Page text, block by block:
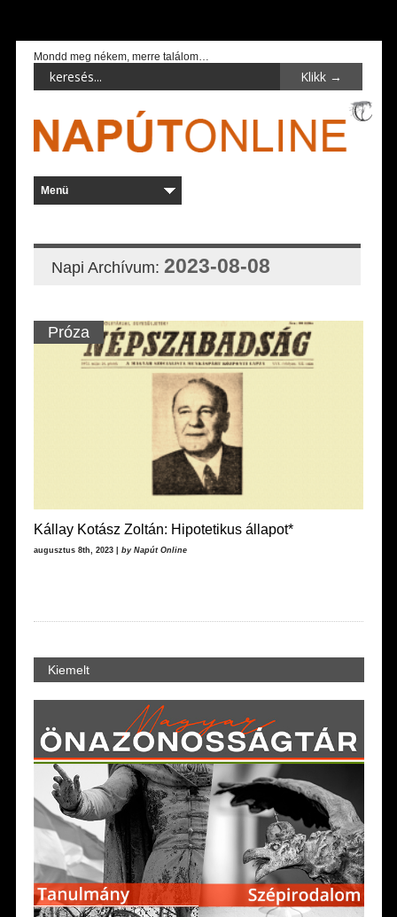
Mondd meg nékem, merre találom…
Napi Archívum: 2023-08-08
Próza
Kállay Kotász Zoltán: Hipotetikus állapot*
augusztus 8th, 2023 | by Napút Online
Kiemelt